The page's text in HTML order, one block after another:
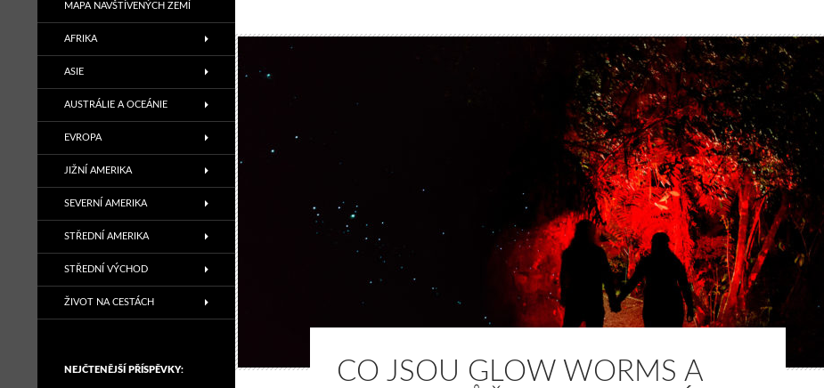
CO JSOU GLOW WORMS A
MAPA NAVŠTÍVENÝCH ZEMÍ
AFRIKA
ASIE
AUSTRÁLIE A OCEÁNIE
EVROPA
JIŽNÍ AMERIKA
SEVERNÍ AMERIKA
STŘEDNÍ AMERIKA
STŘEDNÍ VÝCHOD
ŽIVOT NA CESTÁCH
NEJČTENĚJŠÍ PŘÍSPĚVKY: